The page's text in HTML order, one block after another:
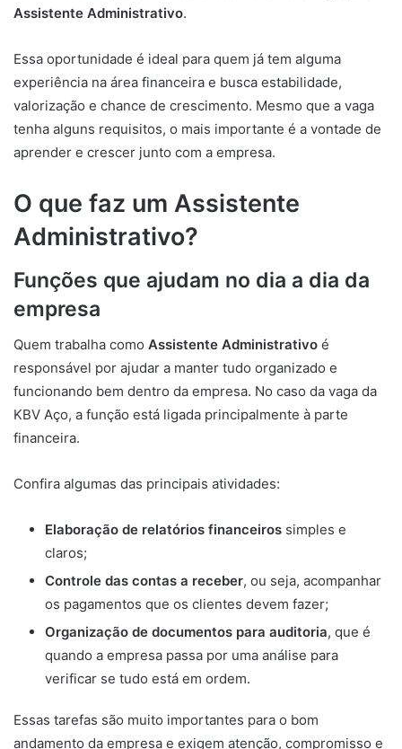
Assistente Administrativo.
Essa oportunidade é ideal para quem já tem alguma
experiência na área financeira e busca estabilidade,
valorização e chance de crescimento. Mesmo que a vaga
tenha alguns requisitos, o mais importante é a vontade de
aprender e crescer junto com a empresa.
O que faz um Assistente
Administrativo?
Funções que ajudam no dia a dia da
empresa
Quem trabalha como Assistente Administrativo é
responsável por ajudar a manter tudo organizado e
funcionando bem dentro da empresa. No caso da vaga da
KBV Aço, a função está ligada principalmente à parte
financeira.
Confira algumas das principais atividades:
Elaboração de relatórios financeiros simples e
claros;
Controle das contas a receber, ou seja, acompanhar
os pagamentos que os clientes devem fazer;
Organização de documentos para auditoria, que é
quando a empresa passa por uma análise para
verificar se tudo está em ordem.
Essas tarefas são muito importantes para o bom
andamento da empresa e exigem atenção, compromisso e